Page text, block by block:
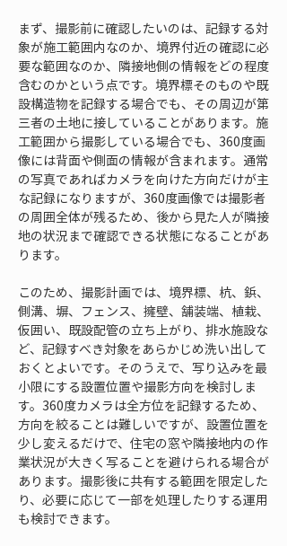
まず、撮影前に確認したいのは、記録する対
象が施工範囲内なのか、境界付近の確認に必
要な範囲なのか、隣接地側の情報をどの程度
含むのかという点です。境界標そのものや既
設構造物を記録する場合でも、その周辺が第
三者の土地に接していることがあります。施
工範囲から撮影している場合でも、360度画
像には背面や側面の情報が含まれます。通常
の写真であればカメラを向けた方向だけが主
な記録になりますが、360度画像では撮影者
の周囲全体が残るため、後から見た人が隣接
地の状況まで確認できる状態になることがあ
ります。
このため、撮影計画では、境界標、杭、鋲、
側溝、塀、フェンス、擁壁、舗装端、植栽、
仮囲い、既設配管の立ち上がり、排水施設な
ど、記録すべき対象をあらかじめ洗い出して
おくとよいです。そのうえで、写り込みを最
小限にする設置位置や撮影方向を検討しま
す。360度カメラは全方位を記録するため、
方向を絞ることは難しいですが、設置位置を
少し変えるだけで、住宅の窓や隣接地内の作
業状況が大きく写ることを避けられる場合が
あります。撮影後に共有する範囲を限定した
り、必要に応じて一部を処理したりする運用
も検討できます。